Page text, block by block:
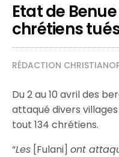
Etat de
chrétiens
RÉDACTION
Du 2 au 10 avril des
attaqué divers
tout 134 chrétiens.
“Les [Fulani]ont